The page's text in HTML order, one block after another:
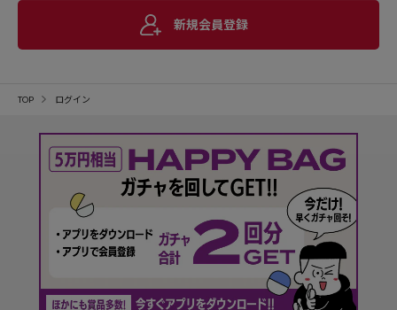
新規会員登録
TOP ログイン